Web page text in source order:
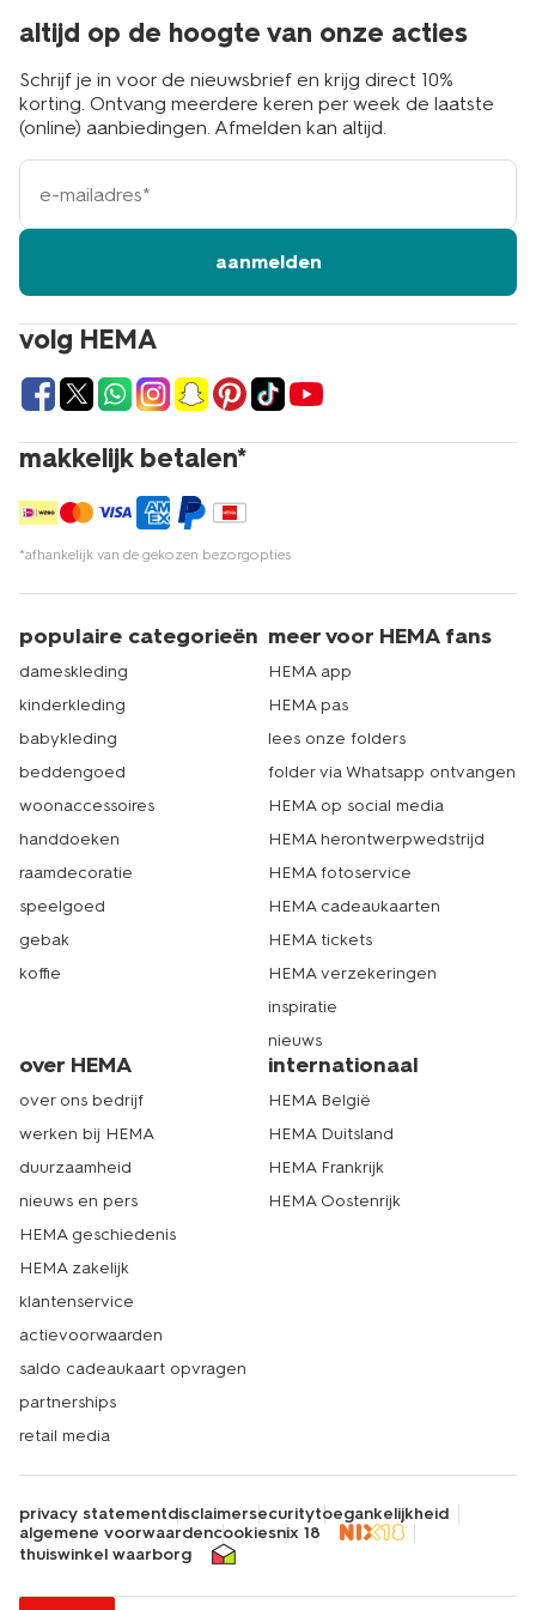
volg HEMA
makkelijk betalen*
*afhankelijk van de gekozen bezorgopties
altijd op de hoogte van onze acties
Schrijf je in voor de nieuwsbrief en krijg direct 10%
korting. Ontvang meerdere keren per week de laatste
(online) aanbiedingen. Afmelden kan altijd.
e-
mailadres
aanmelden
populaire categorieën
dameskleding
kinderkleding
babykleding
beddengoed
woonaccessoires
handdoeken
raamdecoratie
speelgoed
gebak
koffie
meer voor HEMA fans
HEMA app
HEMA pas
lees onze folders
folder via Whatsapp ontvangen
HEMA op social media
HEMA herontwerpwedstrijd
HEMA fotoservice
HEMA cadeaukaarten
HEMA tickets
HEMA verzekeringen
inspiratie
nieuws
over HEMA
over ons bedrijf
werken bij HEMA
duurzaamheid
nieuws en pers
HEMA geschiedenis
HEMA zakelijk
klantenservice
actievoorwaarden
saldo cadeaukaart opvragen
partnerships
retail media
internationaal
HEMA België
HEMA Duitsland
HEMA Frankrijk
HEMA Oostenrijk
privacy statementdisclaimersecuritytoegankelijkheid
algemene voorwaardencookiesnix 18
thuiswinkel waarborg